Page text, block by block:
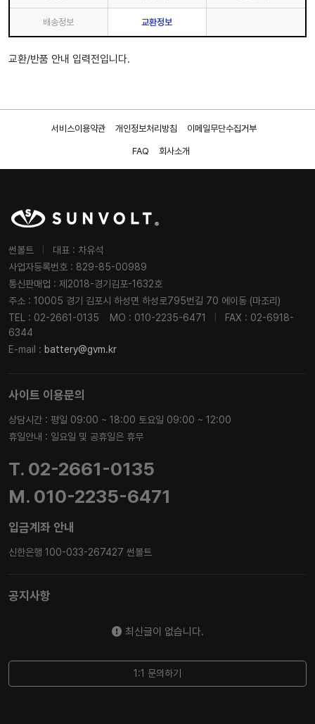
배송정보 교환정보
교환/반품 안내 입력전입니다.
서비스이용약관 개인정보처리방침 이메일무단수집거부
FAQ 회사소개
썬볼트
대표 : 차유석
사업자등록번호 : 829-85-00989
통신판매업 : 제2018-경기김포-1632호
주소 : 10005 경기 김포시 하성면 하성로795번길 70 에이동 (마조리)
TEL : 02-2661-0135
MO : 010-2235-6471
FAX : 02-6918-
6344
E-mail : battery@gvm.kr
사이트 이용문의
상담시간 : 평일 09:00 ~ 18:00 토요일 09:00 ~ 12:00
휴일안내 : 일요일 및 공휴일은 휴무
T. 02-2661-0135
M. 010-2235-6471
입금계좌 안내
신한은행 100-033-267427 썬볼트
공지사항
최신글이 없습니다.
1:1 문의하기